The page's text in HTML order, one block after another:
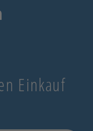
Einkauf